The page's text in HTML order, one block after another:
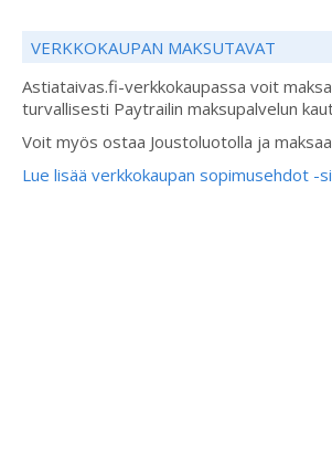
VERKKOKAUPAN MAKSUTAVAT
Astiataivas.fi-verkkokaupassa voit
turvallisesti Paytrailin maksupalvelun
Voit myös ostaa Joustoluotolla ja
Lue lisää verkkokaupan sopimusehdot -